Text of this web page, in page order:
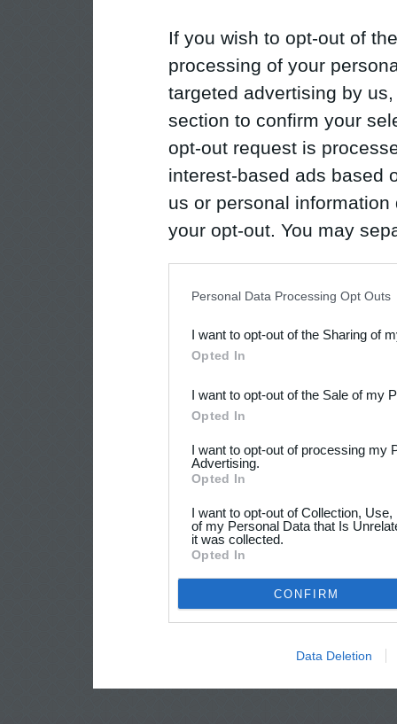
If you wish to opt-out of
processing of your
targeted advertising by
section to confirm your
opt-out request is
interest-based ads based
us or personal
your opt-out. You may
Downstream Participants
third parties.
Personal Data Processing Opt Outs
I want to opt-out of the Sharing of
Opted In
I want to opt-out of the Sale of my
Opted In
I want to opt-out of processing my
Advertising.
Opted In
I want to opt-out of Collection,
of my Personal Data that Is
it was collected.
Opted In
CONFIRM
Data Deletion